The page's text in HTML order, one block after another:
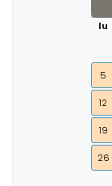
lu
5
12
19
26